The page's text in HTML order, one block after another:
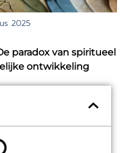
2025
paradox van spiritueel
ontwikkeling